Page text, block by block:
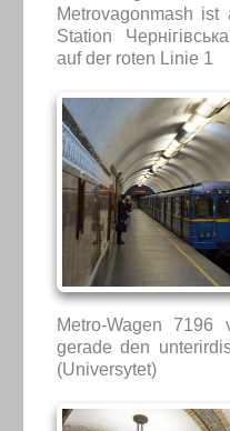
Metrovagonmash
Station
auf der roten Linie 1
Metro-Wagen
gerade den
(Universytet)